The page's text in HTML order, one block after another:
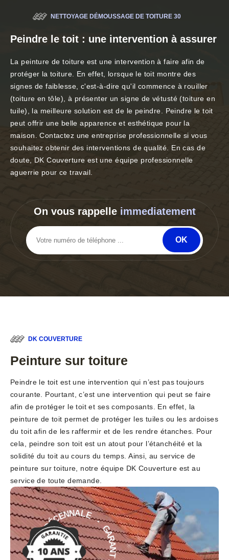
NETTOYAGE DÉMOUSSAGE DE TOITURE 30
Peindre le toit : une intervention à assurer
La peinture de toiture est une intervention à faire afin de
protéger la toiture. En effet, lorsque le toit montre des
signes de faiblesse, c'est-à-dire qu'il commence à rouiller
(toiture en tôle), à présenter un signe de vétusté (toiture en
tuile), la meilleure solution est de le peindre. Peindre le toit
peut offrir une belle apparence et esthétique pour la
maison. Contactez une entreprise professionnelle si vous
souhaitez obtenir des interventions de qualité. En cas de
doute, DK Couverture est une équipe professionnelle
aguerrie pour ce travail.
On vous rappelle immediatement
DK COUVERTURE
Peinture sur toiture
Peindre le toit est une intervention qui n’est pas toujours
courante. Pourtant, c’est une intervention qui peut se faire
afin de protéger le toit et ses composants. En effet, la
peinture de toit permet de protéger les tuiles ou les ardoises
du toit afin de les raffermir et de les rendre étanches. Pour
cela, peindre son toit est un atout pour l’étanchéité et la
solidité du toit au cours du temps. Ainsi, au service de
peinture sur toiture, notre équipe DK Couverture est au
service de toute demande.
E
D
É
C
E
N
NALE - GAR
A
N
T
I
E
D